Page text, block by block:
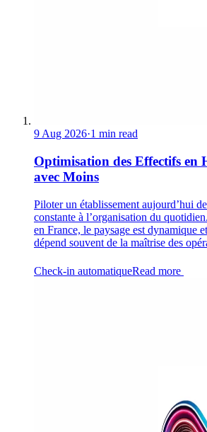
9 Aug 2026·1 min read
Optimisation des Effectifs en
avec Moins
Piloter un établissement aujourd’hui
constante à l’organisation du
en France, le paysage est dynamique
dépend souvent de la maîtrise des
Check-in automatiqueRead more